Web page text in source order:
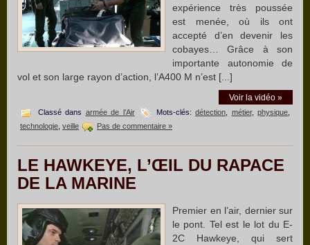
expérience très poussée
est menée, où ils ont
accepté d’en devenir les
cobayes… Grâce à son
importante autonomie de
vol et son large rayon d’action, l’A400 M n’est [...]
Voir la vidéo »
Classé dans armée de l’Air Mots-clés: détection métier, physique
technologie veille Pas de commentaire »
LE HAWKEYE, L’ŒIL DU RAPACE
DE LA MARINE
Premier en l’air, dernier sur
le pont. Tel est le lot du E-
2C Hawkeye, qui sert